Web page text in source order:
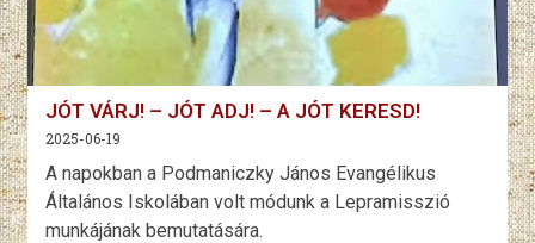
JÓT VÁRJ! – JÓT ADJ! – A JÓT KERESD!
2025-06-19
A napokban a Podmaniczky János Evangélikus
Általános Iskolában volt módunk a Lepramisszió
munkájának bemutatására.